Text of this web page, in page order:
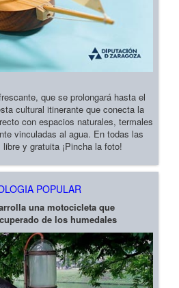
que se prolongará hasta el
cultural itinerante que conecta la
con espacios naturales, termales
vinculadas al agua. En todas las
y gratuita ¡Pincha la foto!
POPULAR
una motocicleta que
de los humedales